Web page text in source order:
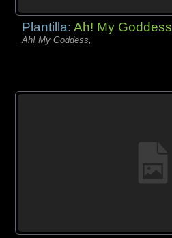
Plantilla:Ah! My Goddess
Ah! My Goddess,